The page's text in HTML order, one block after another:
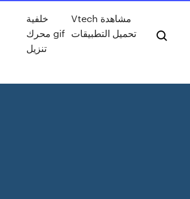
خلفية
محرك gif
تنزيل
Vtech مشاهدة
تحميل التطبيقات